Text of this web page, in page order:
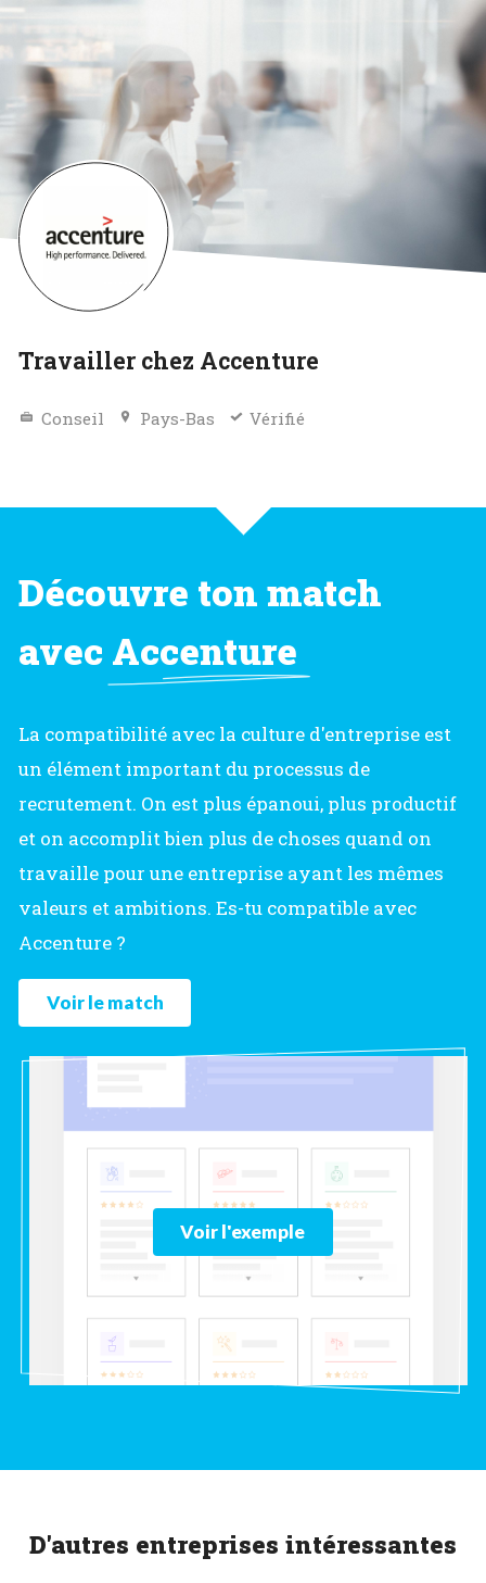
Travailler chez Accenture
Conseil Pays-Bas Vérifié
Découvre ton match
avec Accenture
La compatibilité avec la culture d'entreprise est
un élément important du processus de
recrutement. On est plus épanoui, plus productif
et on accomplit bien plus de choses quand on
travaille pour une entreprise ayant les mêmes
valeurs et ambitions. Es-tu compatible avec
Accenture ?
Voir le match
Voir l'exemple
D'autres entreprises intéressantes